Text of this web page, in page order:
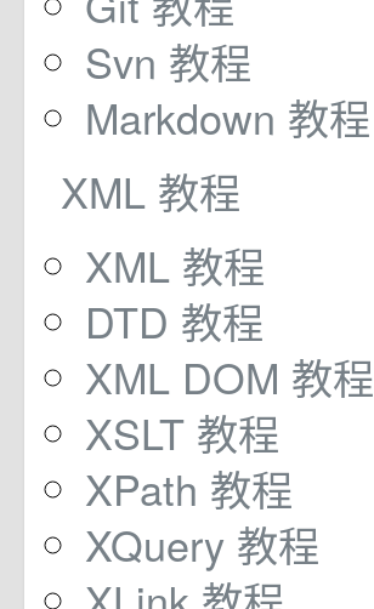
Svn 教程
Markdown 教程
XML 教程
XML 教程
DTD 教程
XML DOM 教程
XSLT 教程
XPath 教程
XQuery 教程